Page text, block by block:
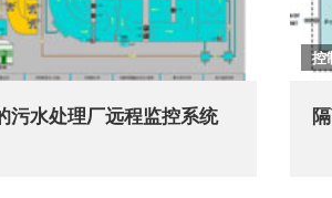
污水处理厂远程监控系统
控